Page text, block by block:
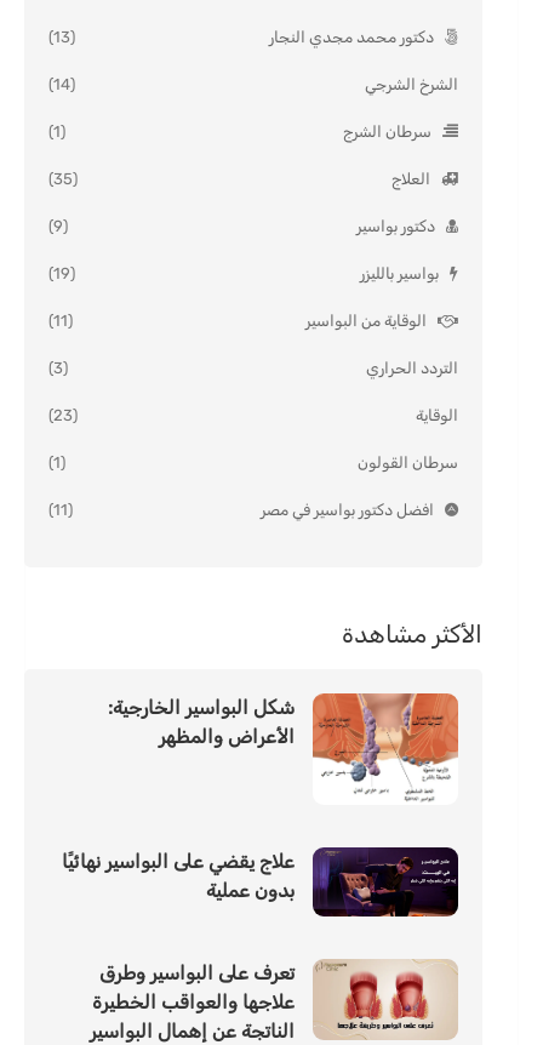
دكتور محمد مجدي النجار (13)
الشرخ الشرجي (14)
سرطان الشرج (1)
العلاج (35)
دكتور بواسير (9)
بواسير بالليزر (19)
الوقاية من البواسير (11)
التردد الحراري (3)
الوقاية (23)
سرطان القولون (1)
افضل دكتور بواسير في مصر (11)
الأكثر مشاهدة
شكل البواسير الخارجية:
الأعراض والمظهر
علاج يقضي على البواسير نهائيًا
بدون عملية
تعرف على البواسير وطرق
علاجها والعواقب الخطيرة
الناتجة عن إهمال البواسير